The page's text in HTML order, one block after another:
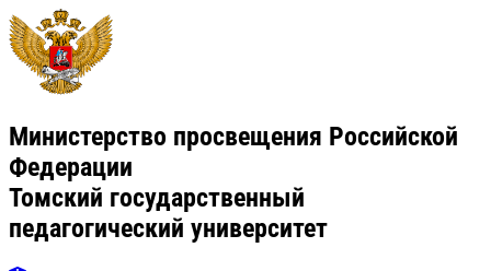
Министерство просвещения Российской
Федерации
Томский государственный
педагогический университет